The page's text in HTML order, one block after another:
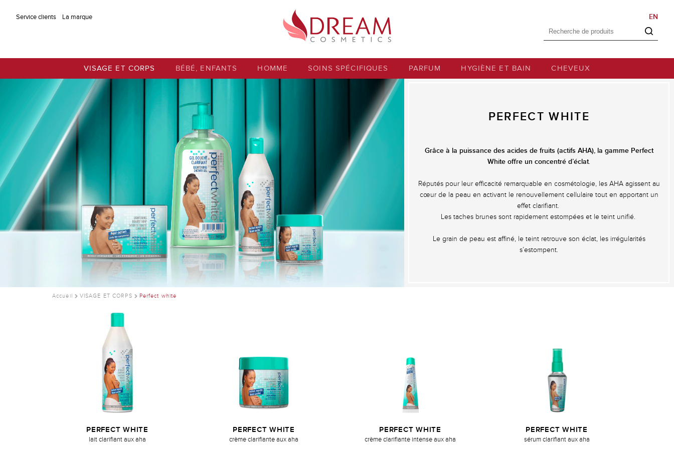
Service clients La marque
Formulaire de
recherche
Rechercher
EN
VISAGE ET CORPS BÉBÉ, ENFANTS HOMME SOINS SPÉCIFIQUES PARFUM HYGIÈNE ET BAIN CHEVEUX
PERFECT WHITE
Grâce à la puissance des acides de fruits (actifs AHA), la gamme Perfect
White offre un concentré d’éclat.
Réputés pour leur efficacité remarquable en cosmétologie, les AHA agissent au
cœur de la peau en activant le renouvellement cellulaire tout en apportant un
effet clarifiant.
Les taches brunes sont rapidement estompées et le teint unifié.
Le grain de peau est affiné, le teint retrouve son éclat, les irrégularités
s’estompent.
Accueil VISAGE ET CORPS Perfect white
PERFECT WHITE
lait clarifiant aux aha
PERFECT WHITE
crème clarifiante aux aha
PERFECT WHITE
crème clarifiante intense aux aha
PERFECT WHITE
sérum clarifiant aux aha